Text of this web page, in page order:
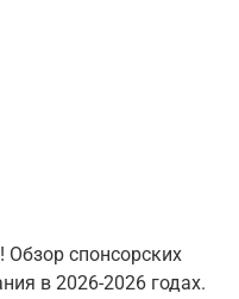
Обзор спонсорских
в 2026-2026 годах.